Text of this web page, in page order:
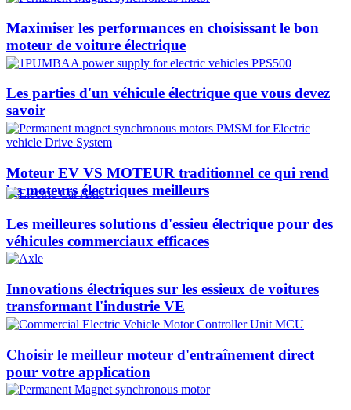
Maximiser les performances en choisissant le bon
moteur de voiture électrique
Les parties d'un véhicule électrique que vous devez
savoir
Moteur EV VS MOTEUR traditionnel ce qui rend
les moteurs électriques meilleurs
Les meilleures solutions d'essieu électrique pour des
véhicules commerciaux efficaces
Innovations électriques sur les essieux de voitures
transformant l'industrie VE
Choisir le meilleur moteur d'entraînement direct
pour votre application